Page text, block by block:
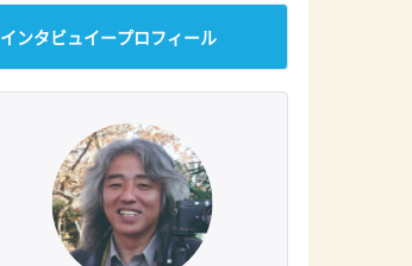
インタビュイープロフィール